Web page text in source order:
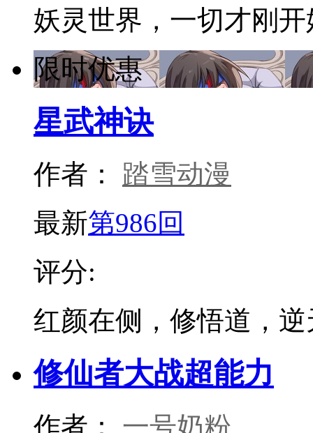
妖灵世界，一切才刚开
限时优惠
星武神诀
作者：
踏雪动漫
最新第986回
评分:
红颜在侧，修悟道，
修仙者大战超能力
作者：
一号奶粉